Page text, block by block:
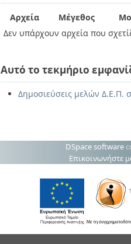
Αρχεία Μέγεθος
Δεν υπάρχουν αρχεία που
Αυτό το τεκμήριο
Δημοσιεύσεις μελών Δ.Ε.Π.
DSpace software
Επικοινωνήστε